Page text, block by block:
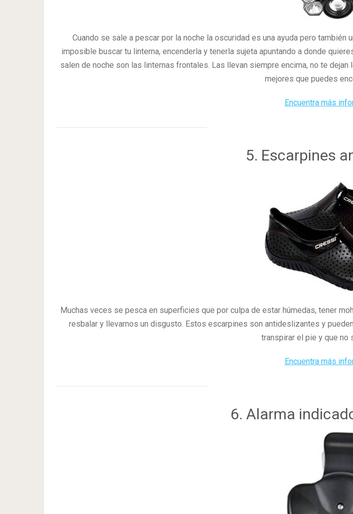
Cuando se sale a pescar por la noche la oscuridad es una ayuda pero
imposible buscar tu linterna, encenderla y tenerla sujeta apuntando a donde
salen de noche son las linternas frontales. Las llevan siempre encima, no te
mejores que puedes
Encuentra más
5. Escarpines
Muchas veces se pesca en superficies que por culpa de estar húmedas, tener
resbalar y llevarnos un disgusto. Estos escarpines son antideslizantes y
transpirar el pie y que no
Encuentra más
6. Alarma